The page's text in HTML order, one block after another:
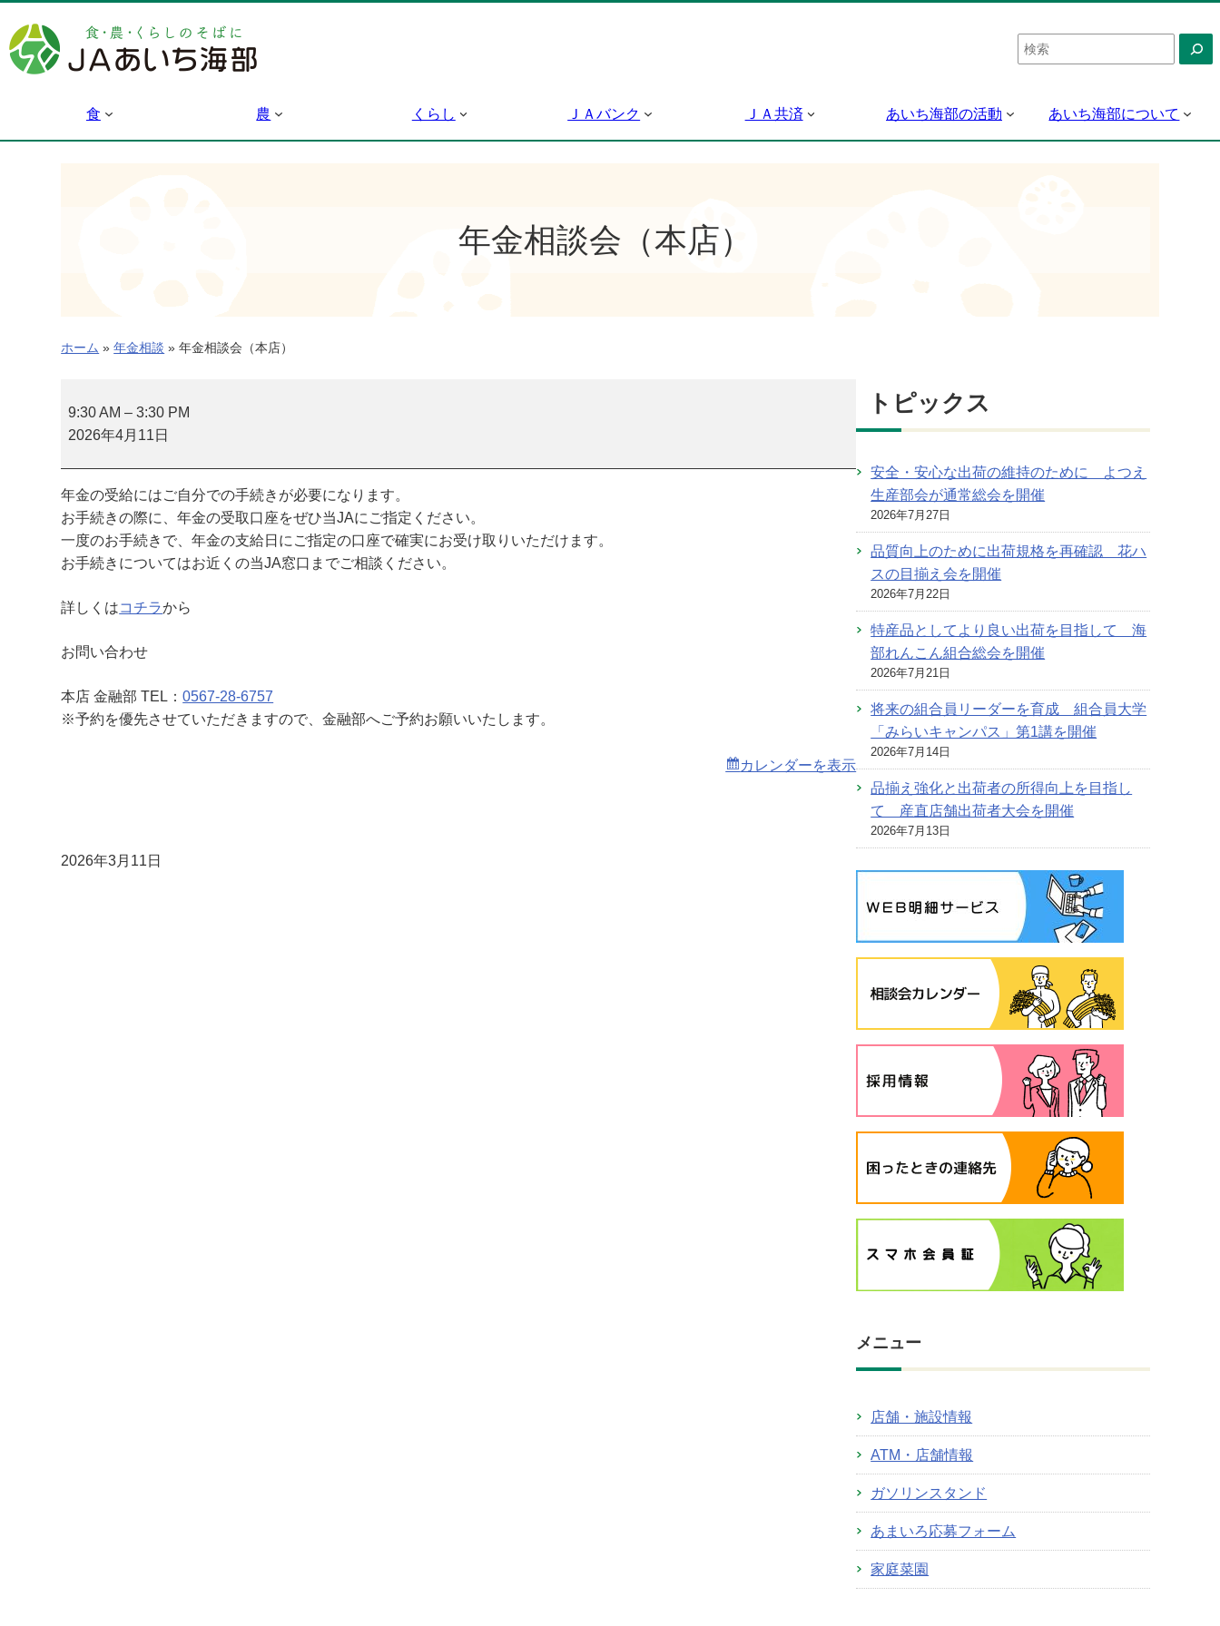
容
を
検
索
食 農 くらし ＪＡバンク ＪＡ共済 あいち海部の活動 あいち海部について
年金相談会（本店）
ホーム » 年金相談 » 年金相談会（本店）
金
相
（
本
）
9:30 AM –3:30 PM
2026年4月11日
年金の受給にはご自分での手続きが必要になります。
お手続きの際に、年金の受取口座をぜひ当JAにご指定ください。
一度のお手続きで、年金の支給日にご指定の口座で確実にお受け取りいただけます。
お手続きについてはお近くの当JA窓口までご相談ください。
詳しくはコチラから
お問い合わせ
本店 金融部 TEL：0567-28-6757
※予約を優先させていただきますので、金融部へご予約お願いいたします。
カレンダーを表示
2026年3月11日
トピックス
安全・安心な出荷の維持のために よつえ
生産部会が通常総会を開催
2026年7月27日
品質向上のために出荷規格を再確認 花ハ
スの目揃え会を開催
2026年7月22日
特産品としてより良い出荷を目指して 海
部れんこん組合総会を開催
2026年7月21日
将来の組合員リーダーを育成 組合員大学
「みらいキャンパス」第1講を開催
2026年7月14日
品揃え強化と出荷者の所得向上を目指し
て 産直店舗出荷者大会を開催
2026年7月13日
メニュー
店舗・施設情報
ATM・店舗情報
ガソリンスタンド
あまいろ応募フォーム
家庭菜園